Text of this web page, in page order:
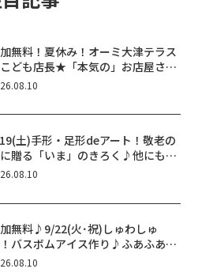
無料！夏休み！オーミ大津テラス
ども店長★「本気の」お店屋さん
こ8/22(土)開催！&ワークショッ
土)手形・足形deアート！敬老の
贈る「いま」のきろく♪他にもふ
あ遊具などお楽しみがいっぱいの
無料♪9/22(火･祝)しゅわしゅ
バスボムアイス作り♪ふあふあ遊
あるよ！in近江八幡